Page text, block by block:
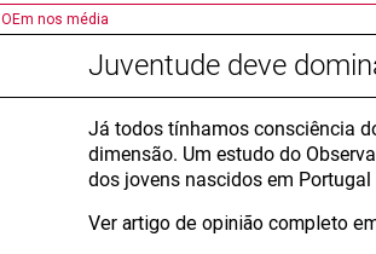
OEm nos média
Juventude deve
Já todos tínhamos consciência
dimensão. Um estudo do
dos jovens nascidos em
Ver artigo de opinião completo